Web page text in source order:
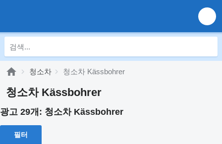
청소차 청소차 Kässbohrer
청소차 Kässbohrer
광고 29개: 청소차 Kässbohrer
필터